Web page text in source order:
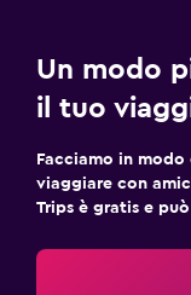
Un modo
il tuo
Facciamo in
viaggiare con
Trips è gratis e